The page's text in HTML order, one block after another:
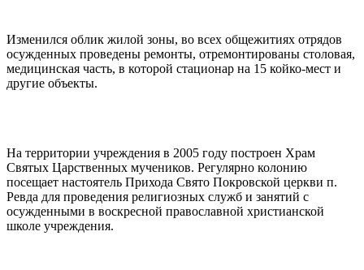
Изменился облик жилой зоны, во всех общежитиях отрядов
осужденных проведены ремонты, отремонтированы столовая,
медицинская часть, в которой стационар на 15 койко-мест и
другие объекты.
На территории учреждения в 2005 году построен Храм
Святых Царственных мучеников. Регулярно колонию
посещает настоятель Прихода Свято Покровской церкви п.
Ревда для проведения религиозных служб и занятий с
осужденными в воскресной православной христианской
школе учреждения.